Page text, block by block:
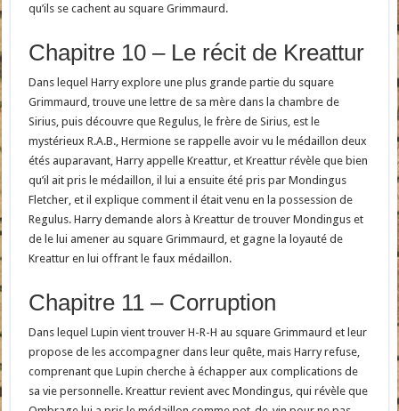
qu’ils se cachent au square Grimmaurd.
Chapitre 10 – Le récit de Kreattur
Dans lequel Harry explore une plus grande partie du square
Grimmaurd, trouve une lettre de sa mère dans la chambre de
Sirius, puis découvre que Regulus, le frère de Sirius, est le
mystérieux R.A.B., Hermione se rappelle avoir vu le médaillon deux
étés auparavant, Harry appelle Kreattur, et Kreattur révèle que bien
qu’il ait pris le médaillon, il lui a ensuite été pris par Mondingus
Fletcher, et il explique comment il était venu en la possession de
Regulus. Harry demande alors à Kreattur de trouver Mondingus et
de le lui amener au square Grimmaurd, et gagne la loyauté de
Kreattur en lui offrant le faux médaillon.
Chapitre 11 – Corruption
Dans lequel Lupin vient trouver H-R-H au square Grimmaurd et leur
propose de les accompagner dans leur quête, mais Harry refuse,
comprenant que Lupin cherche à échapper aux complications de
sa vie personnelle. Kreattur revient avec Mondingus, qui révèle que